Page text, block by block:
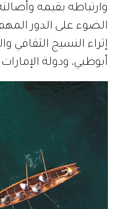
وارتباطه بقيمه
الضوء على الدور
إثراء النسيج الثقافي
أبوظبي، ودولة